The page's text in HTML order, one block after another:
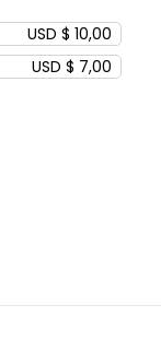
USD $ 10,00
USD $ 7,00